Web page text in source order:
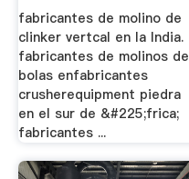
fabricantes de molino de
clinker vertcal en la India.
fabricantes de molinos de
bolas enfabricantes
crusherequipment piedra
en el sur de &#225;frica;
fabricantes ...